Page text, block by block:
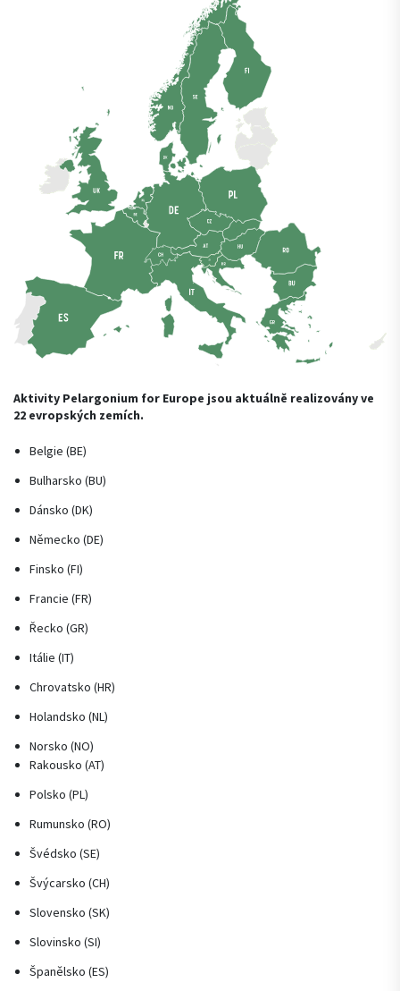
Aktivity Pelargonium for Europe jsou aktuálně realizovány ve
22 evropských zemích.
Belgie (BE)
Bulharsko (BU)
Dánsko (DK)
Německo (DE)
Finsko (FI)
Francie (FR)
Řecko (GR)
Itálie (IT)
Chrovatsko (HR)
Holandsko (NL)
Norsko (NO)
Rakousko (AT)
Polsko (PL)
Rumunsko (RO)
Švédsko (SE)
Švýcarsko (CH)
Slovensko (SK)
Slovinsko (SI)
Španělsko (ES)